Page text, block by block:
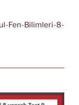
Fen-Bilimleri-8-